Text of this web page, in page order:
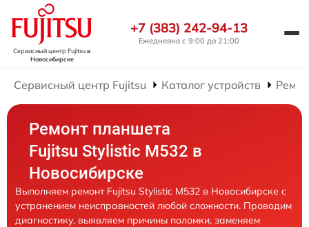
Сервисный центр Fujitsuв
Новосибирске
+7 (383) 242-94-13
Ежедневно с 9:00 до 21:00
Сервисный центр Fujitsu Каталог устройств
Ремонт планшета
Fujitsu Stylistic M532 в
Новосибирске
Выполняем ремонт Fujitsu Stylistic M532 в Новосибирске с
устранением неисправностей любой сложности. Проводим
диагностику, выявляем причины поломки, заменяем